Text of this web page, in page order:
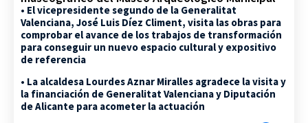
• El vicepresidente segundo de la Generalitat
Valenciana, José Luis Díez Climent, visita las obras para
comprobar el avance de los trabajos de transformación
para conseguir un nuevo espacio cultural y expositivo
de referencia
• La alcaldesa Lourdes Aznar Miralles agradece la visita y
la financiación de Generalitat Valenciana y Diputación
de Alicante para acometer la actuación